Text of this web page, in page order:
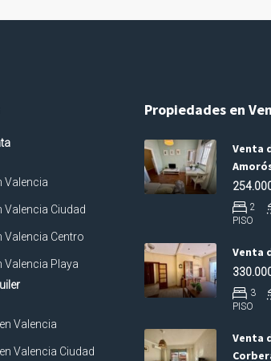
Valencia
Valencia Ciudad
Valencia Centro
Valencia Playa
Valencia
Valencia Ciudad
Propiedades en
Venta
2
PISO
Venta
3
PISO
Venta